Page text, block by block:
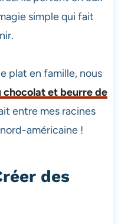
simple qui fait
plat en famille, nous
chocolat et beurre de
entre mes racines
américaine !
des